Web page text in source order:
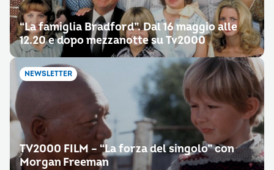
“La famiglia Bradford”. Dal 16 maggio alle
12.20 e dopo mezzanotte su Tv2000
NEWSLETTER
TV2000 FILM – “La forza del singolo” con
Morgan Freeman